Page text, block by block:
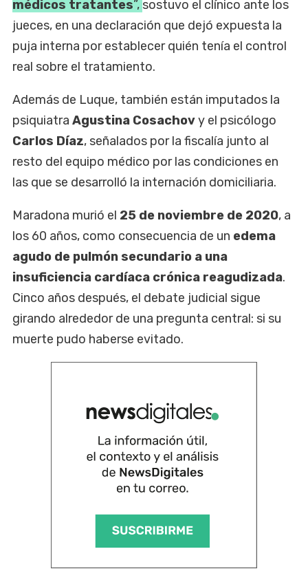
médicos tratantes”, sostuvo el clínico ante los
jueces, en una declaración que dejó expuesta la
puja interna por establecer quién tenía el control
real sobre el tratamiento.
Además de Luque, también están imputados la
psiquiatra Agustina Cosachovy el psicólogo
Carlos Díaz, señalados por la fiscalía junto al
resto del equipo médico por las condiciones en
las que se desarrolló la internación domiciliaria.
Maradona murió el 25 de noviembre de 2020, a
los 60 años, como consecuencia de un edema
agudo de pulmón secundario a una
insuficiencia cardíaca crónica reagudizada.
Cinco años después, el debate judicial sigue
girando alrededor de una pregunta central: si su
muerte pudo haberse evitado.